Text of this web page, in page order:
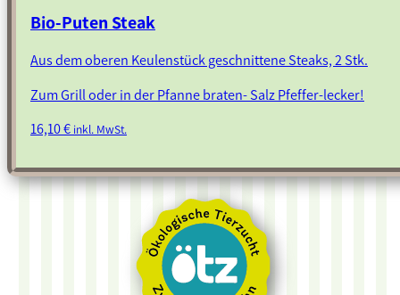
Bio-Puten Steak
Aus dem oberen Keulenstück geschnittene Steaks, 2 Stk.
Zum Grill oder in der Pfanne braten- Salz Pfeffer-lecker!
16,10€ inkl. MwSt.